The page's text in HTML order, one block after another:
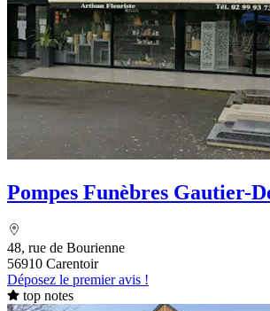
Pompes Funèbres Gautier-
48, rue de Bourienne
56910 Carentoir
Déposez le premier avis !
top notes